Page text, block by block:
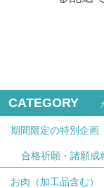
CATEGORY
期間限定の特別企画
合格祈願・諸願成
お肉（加工品含む）